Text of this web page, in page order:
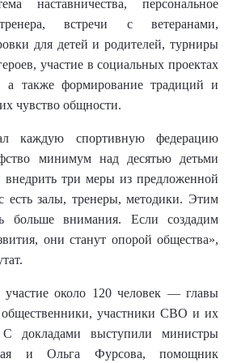
наставничества, персональное
встречи с ветеранами,
для детей и родителей, турниры
участие в социальных проектах
также формирование традиций и
чувство общности.
каждую спортивную федерацию
минимум над десятью детьми
три меры из предложенной
есть залы, тренеры, методики. Этим
больше внимания. Если создадим
они станут опорой общества»,
около 120 человек — главы
общественники, участники СВО и их
С докладами выступили министры
и Ольга Фурсова, помощник